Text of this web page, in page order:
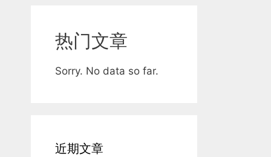
热门文章
Sorry. No data so far.
近期文章